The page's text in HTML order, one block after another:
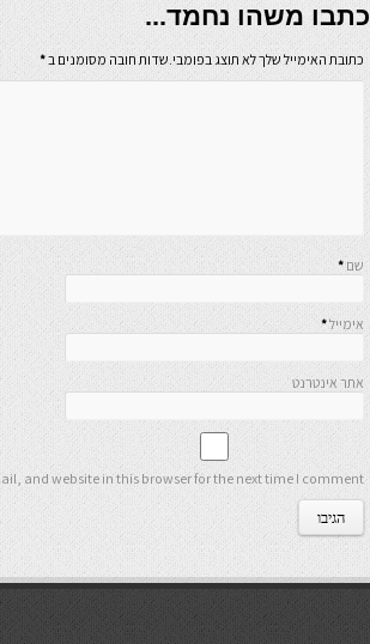
כתבו משהו נחמד...
כתובת האימייל שלך לא תוצג בפומבי.שדות חובה מסומנים ב*
שם *
אימייל*
אתר אינטרנט
and website in this browser for the next time I comment.